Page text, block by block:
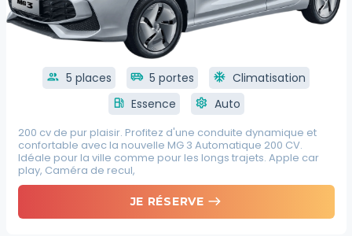
group 5 places airport_shuttle 5 portes ac_unit Climatisation
local_gas_station Essence settings Auto
200 cv de pur plaisir. Profitez d'une conduite dynamique et
confortable avec la nouvelle MG 3 Automatique 200 CV.
Idéale pour la ville comme pour les longs trajets. Apple car
play, Caméra de recul,
JE RÉSERVE east